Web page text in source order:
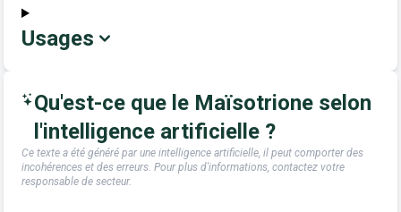
Usages
Qu'est-ce que le Maïsotrione selon
l'intelligence artificielle ?
Ce texte a été généré par une intelligence artificielle, il peut comporter des
incohérences et des erreurs. Pour plus d'informations, contactez votre
responsable de secteur.